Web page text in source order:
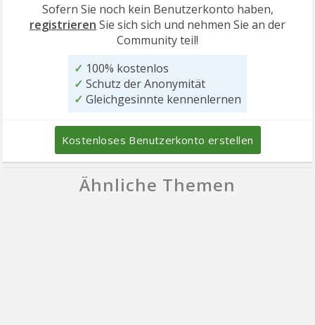
Sofern Sie noch kein Benutzerkonto haben,
registrieren Sie sich sich und nehmen Sie an der
Community teil!
✓ 100% kostenlos
✓ Schutz der Anonymität
✓ Gleichgesinnte kennenlernen
Kostenloses Benutzerkonto erstellen
Ähnliche Themen